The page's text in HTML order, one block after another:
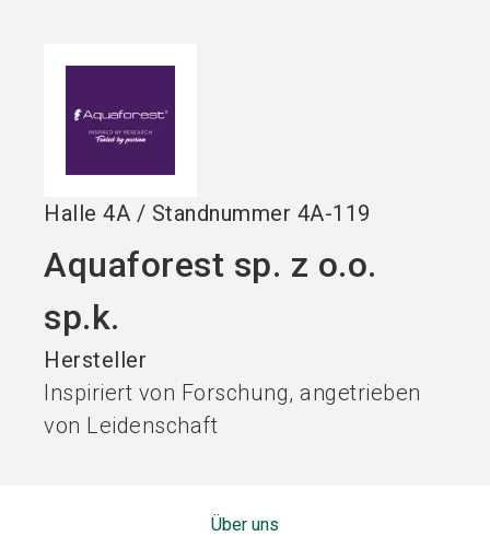
Halle 4A / Standnummer 4A-119
Aquaforest sp. z o.o.
sp.k.
Hersteller
Inspiriert von Forschung, angetrieben
von Leidenschaft
Über uns